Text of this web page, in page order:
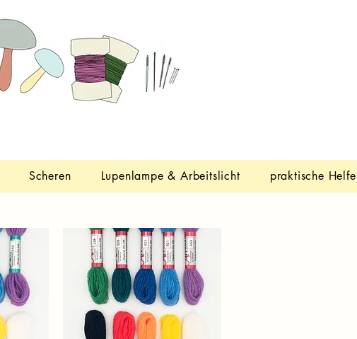
Scheren Lupenlampe & Arbeitslicht praktische